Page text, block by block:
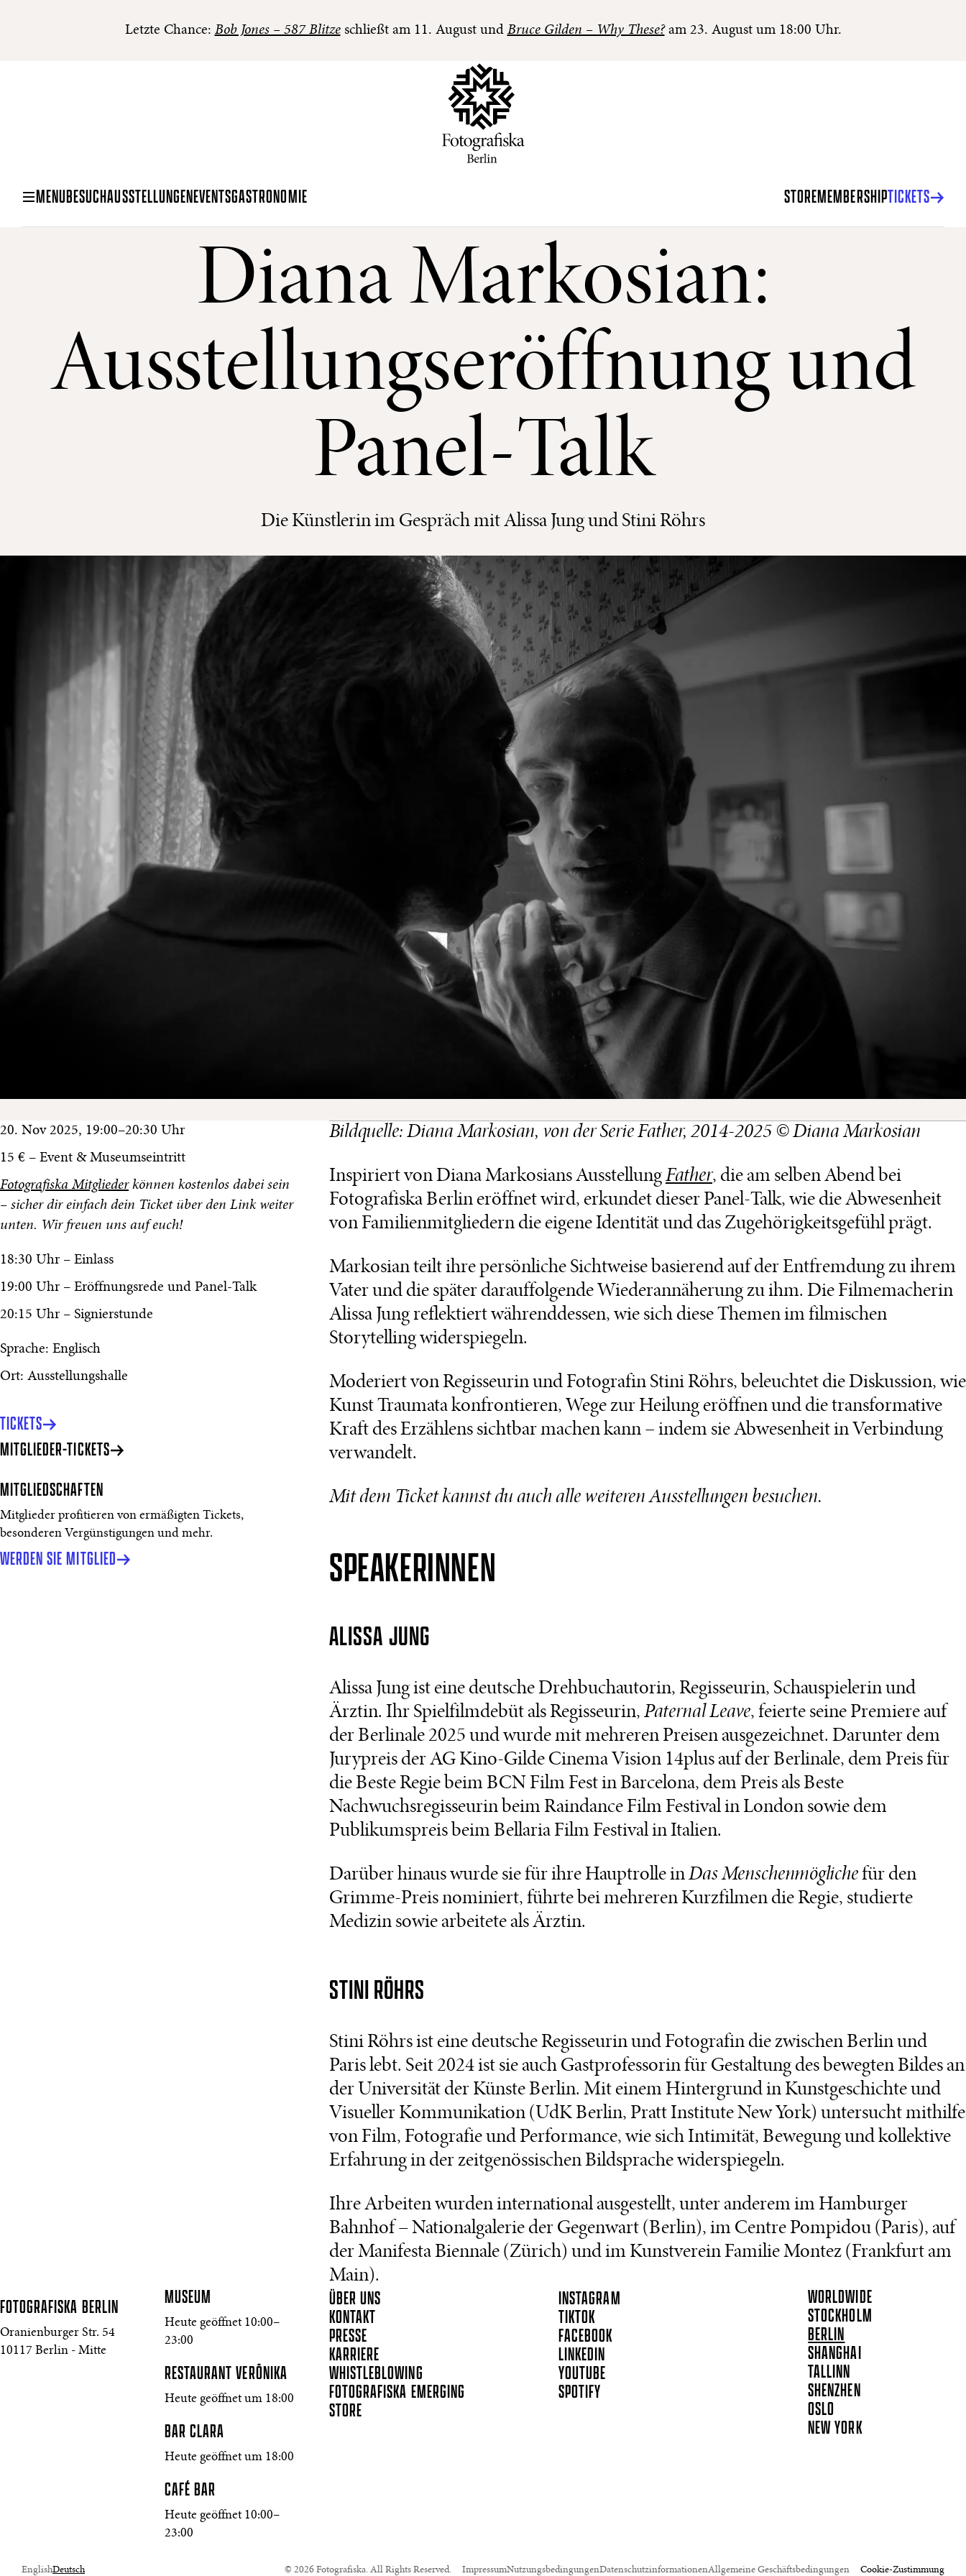
Letzte Chance: Bob Jones – 587 Blitzeschließt am 11. August und Bruce Gilden – Why These?am 23. August um 18:00 Uhr.
MENUBESUCHAUSSTELLUNGENEVENTSGASTRONOMIE STOREMEMBERSHIPTICKETS
Diana Markosian:
Ausstellungseröffnung und
Panel-Talk
Die Künstlerin im Gespräch mit Alissa Jung und Stini Röhrs
20. Nov 2025, 19:00–20:30 Uhr
15 € – Event & Museumseintritt
Fotografiska Mitgliederkönnen kostenlos dabei sein
– sicher dir einfach dein Ticket über den Link weiter
unten. Wir freuen uns auf euch!
18:30 Uhr – Einlass
19:00 Uhr – Eröffnungsrede und Panel-Talk
20:15 Uhr – Signierstunde
Sprache: Englisch
Ort: Ausstellungshalle
TICKETS
MITGLIEDER-TICKETS
MITGLIEDSCHAFTEN
Mitglieder profitieren von ermäßigten Tickets,
besonderen Vergünstigungen und mehr.
WERDEN SIE MITGLIED
Bildquelle: Diana Markosian, von der Serie Father, 2014-2025 © Diana Markosian
Inspiriert von Diana Markosians AusstellungFather, die am selben Abend bei
Fotografiska Berlin eröffnet wird, erkundet dieser Panel-Talk, wie die Abwesenheit
von Familienmitgliedern die eigene Identität und das Zugehörigkeitsgefühl prägt.
Markosian teilt ihre persönliche Sichtweise basierend auf der Entfremdung zu ihrem
Vater und die später darauffolgende Wiederannäherung zu ihm. Die Filmemacherin
Alissa Jung reflektiert währenddessen, wie sich diese Themen im filmischen
Storytelling widerspiegeln.
Moderiert von Regisseurin und Fotografin Stini Röhrs, beleuchtet die Diskussion, wie
Kunst Traumata konfrontieren, Wege zur Heilung eröffnen und die transformative
Kraft des Erzählens sichtbar machen kann – indem sie Abwesenheit in Verbindung
verwandelt.
Mit dem Ticket kannst du auch alle weiteren Ausstellungen besuchen.
SPEAKERINNEN
ALISSA JUNG
Alissa Jung ist eine deutsche Drehbuchautorin, Regisseurin, Schauspielerin und
Ärztin. Ihr Spielfilmdebüt als Regisseurin, Paternal Leave, feierte seine Premiere auf
der Berlinale 2025 und wurde mit mehreren Preisen ausgezeichnet. Darunter dem
Jurypreis der AG Kino-Gilde Cinema Vision 14plus auf der Berlinale, dem Preis für
die Beste Regie beim BCN Film Fest in Barcelona, dem Preis als Beste
Nachwuchsregisseurin beim Raindance Film Festival in London sowie dem
Publikumspreis beim Bellaria Film Festival in Italien.
Darüber hinaus wurde sie für ihre Hauptrolle inDas Menschenmöglichefür den
Grimme-Preis nominiert, führte bei mehreren Kurzfilmen die Regie, studierte
Medizin sowie arbeitete als Ärztin.
STINI RÖHRS
Stini Röhrs ist eine deutsche Regisseurin und Fotografin die zwischen Berlin und
Paris lebt. Seit 2024 ist sie auch Gastprofessorin für Gestaltung des bewegten Bildes an
der Universität der Künste Berlin. Mit einem Hintergrund in Kunstgeschichte und
Visueller Kommunikation (UdK Berlin, Pratt Institute New York) untersucht mithilfe
von Film, Fotografie und Performance, wie sich Intimität, Bewegung und kollektive
Erfahrung in der zeitgenössischen Bildsprache widerspiegeln.
Ihre Arbeiten wurden international ausgestellt, unter anderem im Hamburger
Bahnhof – Nationalgalerie der Gegenwart (Berlin), im Centre Pompidou (Paris), auf
der Manifesta Biennale (Zürich) und im Kunstverein Familie Montez (Frankfurt am
Main).
FOTOGRAFISKA BERLIN
Oranienburger Str. 54
10117 Berlin - Mitte
MUSEUM
Heute geöffnet 10:00–
23:00
RESTAURANT VERŌNIKA
Heute geöffnet um 18:00
BAR CLARA
Heute geöffnet um 18:00
CAFÉ BAR
Heute geöffnet 10:00–
23:00
ÜBER UNS
KONTAKT
PRESSE
KARRIERE
WHISTLEBLOWING
FOTOGRAFISKA EMERGING
STORE
INSTAGRAM
TIKTOK
FACEBOOK
LINKEDIN
YOUTUBE
SPOTIFY
WORLDWIDE
STOCKHOLM
BERLIN
SHANGHAI
TALLINN
SHENZHEN
OSLO
NEW YORK
EnglishDeutsch © 2026 Fotografiska. All Rights Reserved. ImpressumNutzungsbedingungenDatenschutzinformationenAllgemeine Geschäftsbedingungen Cookie-Zustimmung